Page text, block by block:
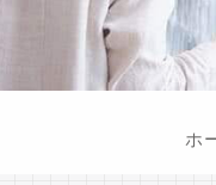
ホ